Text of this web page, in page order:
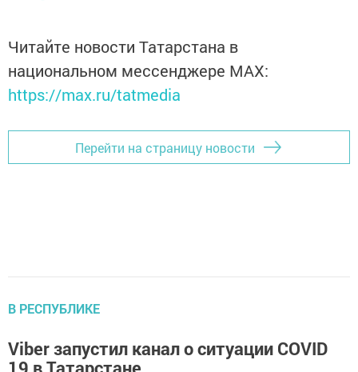
Читайте новости Татарстана в
национальном мессенджере MАХ:
https://max.ru/tatmedia
Перейти на страницу новости
В РЕСПУБЛИКЕ
Viber запустил канал о ситуации COVID